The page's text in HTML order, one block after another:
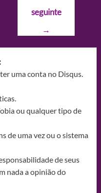
seguinte
→
uma conta no Disqus.
ou qualquer tipo de
de uma vez ou o sistema
de seus
nada a opinião do